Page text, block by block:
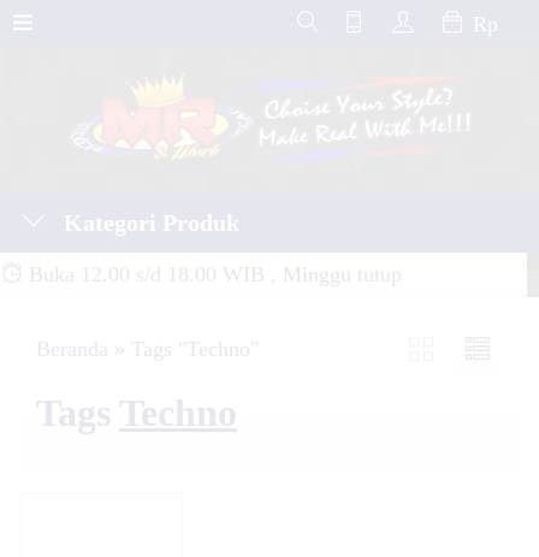
Rp
Kategori Produk
Buka 12.00 s/d 18.00 WIB , Minggu tutup
Beranda » Tags "Techno"
Tags Techno